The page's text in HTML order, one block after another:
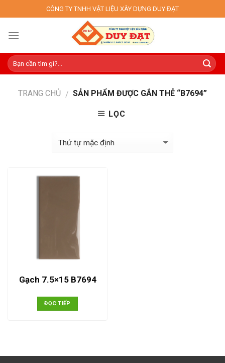
to
content
CÔNG TY TNHH VẬT LIỆU XÂY DỰNG DUY ĐẠT
TRANG CHỦ / SẢN PHẨM ĐƯỢC GẮN THẺ “B7694”
LỌC
Gạch 7.5×15 B7694
ĐỌC TIẾP